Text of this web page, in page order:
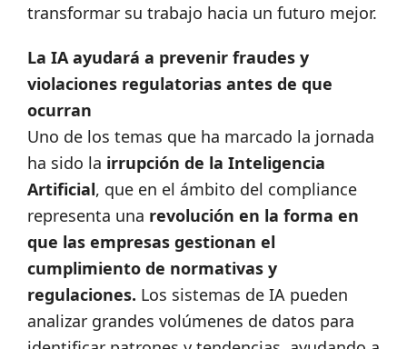
transformar su trabajo hacia un futuro mejor.
La IA ayudará a prevenir fraudes y
violaciones regulatorias antes de que
ocurran
Uno de los temas que ha marcado la jornada
ha sido la irrupción de la Inteligencia
Artificial, que en el ámbito del compliance
representa una revolución en la forma en
que las empresas gestionan el
cumplimiento de normativas y
regulaciones. Los sistemas de IA pueden
analizar grandes volúmenes de datos para